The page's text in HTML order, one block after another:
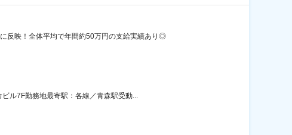
反映！全体平均で年間約50万円の支給実績あり◎
ル7F勤務地最寄駅：各線／青森駅受動...